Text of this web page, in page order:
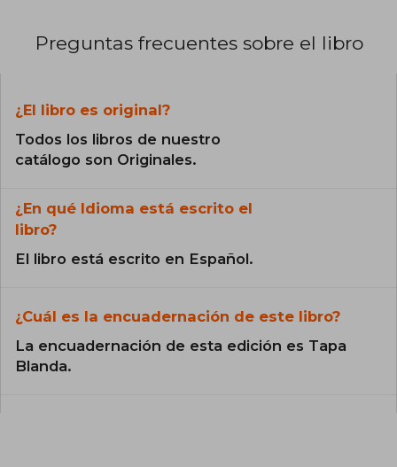
Preguntas frecuentes sobre el libro
¿El libro es original?
Todos los libros de nuestro
catálogo son Originales.
¿En qué Idioma está escrito el
libro?
El libro está escrito en Español.
¿Cuál es la encuadernación de este libro?
La encuadernación de esta edición es Tapa
Blanda.